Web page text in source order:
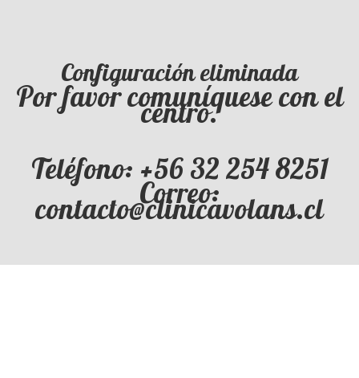
Configuración eliminada
Por favor comuníquese con el
centro.
Teléfono: +56 32 254 8251
Correo:
contacto@clinicavolans.cl